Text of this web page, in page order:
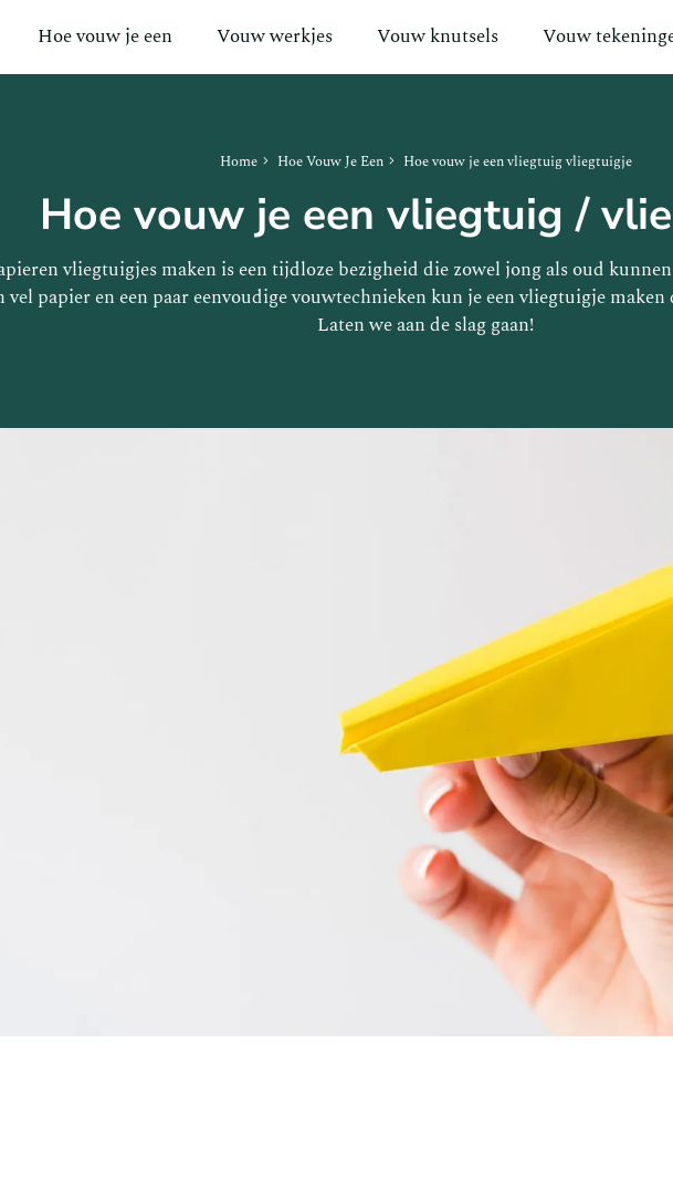
Hoe vouw je een Vouw werkjes Vouw knutsels Vouw
Home Hoe Vouw Je Een Hoe vouw je een vliegtuig vliegtuigje
Hoe vouw je een vliegtuig /
vliegtuigjes maken is een tijdloze bezigheid die zowel jong als oud
vel papier en een paar eenvoudige vouwtechnieken kun je een vliegtuigje
Laten we aan de slag gaan!